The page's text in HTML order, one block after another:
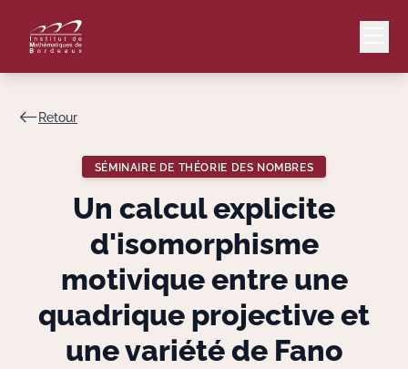
Lang
Le Laboratoire
Recherche
Retour
SÉMINAIRE DE THÉORIE DES NOMBRES
Un calcul explicite
d'isomorphisme
motivique entre une
quadrique projective et
une variété de Fano